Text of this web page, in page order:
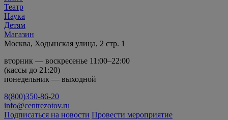
Театр
Наука
Детям
Магазин
Москва, Ходынская улица, 2 стр. 1
вторник — воскресенье 11:00–22:00
(кассы до 21:20)
понедельник — выходной
8(800)350-86-20
info@centrezotov.ru
Подписаться на новости Провести мероприятие